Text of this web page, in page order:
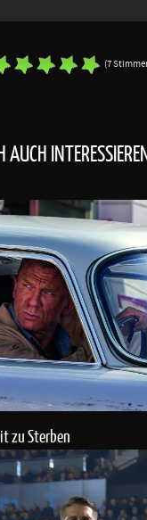
(7
AUCH
zu Sterben